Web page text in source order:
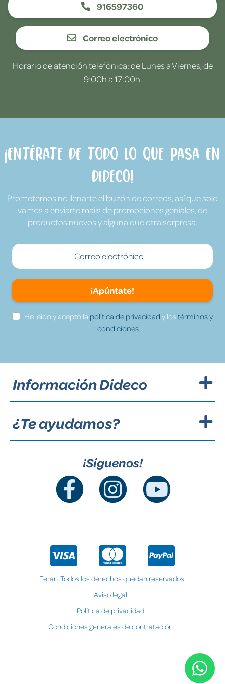
916597360
Correo electrónico
Horario de atención telefónica: de Lunes a Viernes, de
9:00h a 17:00h.
¡Entérate de todo lo que pasa en
Dideco!
Prometemos no llenarte el buzón de correos, así que solo
vamos a enviarte mails de promociones geniales, de
productos nuevos y alguna que otra sorpresa.
¡Apúntate!
He leído y acepto la política de privacidad y lostérminos y
condiciones.
Información Dideco
¿Te ayudamos?
¡Síguenos!
Feran. Todos los derechos quedan reservados.
Aviso legal
Política de privacidad
Condiciones generales de contratación